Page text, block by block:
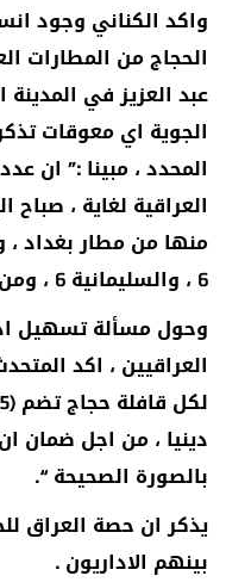
واكد الكناني وجود
الحجاج من المطارات
عبد العزيز في
الجوية اي معوقات
المحدد ، مبينا :” ان
6 ، والسليمانية 6 ، ومن اربيل 5 رحلات “.
وحول مسألة تسهيل
العراقيين ، اكد
دينيا ، من اجل ضمان
بالصورة الصحيحة “.
بينهم الاداريون .